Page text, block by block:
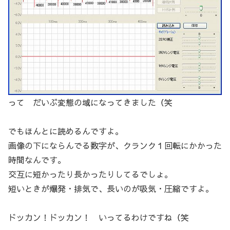
って だいぶ変態の域になってきました（笑
でもほんとに読めるんですよ。
画像の下にならんでる数字が、クランク１回転にかかった
時間なんです。
交互に短かったり長かったりしてるでしょ。
短いときが爆発・排気で、長いのが吸気・圧縮ですよ。
ドッカン！ドッカン！ いってるわけですね（笑